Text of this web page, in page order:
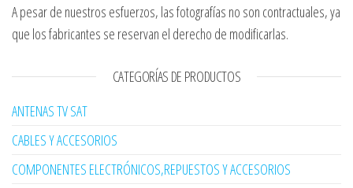
A pesar de nuestros esfuerzos, las fotografías no son contractuales, ya
que los fabricantes se reservan el derecho de modificarlas.
CATEGORÍAS DE PRODUCTOS
ANTENAS TV SAT
CABLES Y ACCESORIOS
COMPONENTES ELECTRÓNICOS,REPUESTOS Y ACCESORIOS